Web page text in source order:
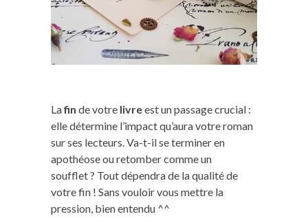
Lafin de votre livreest un passage crucial :
elle détermine l’impact qu’aura votre roman
sur ses lecteurs. Va-t-il se terminer en
apothéose ou retomber comme un
soufflet ? Tout dépendra de la qualité de
votre fin ! Sans vouloir vous mettre la
pression, bien entendu ^^